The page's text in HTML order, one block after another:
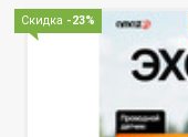
Скидка -23%